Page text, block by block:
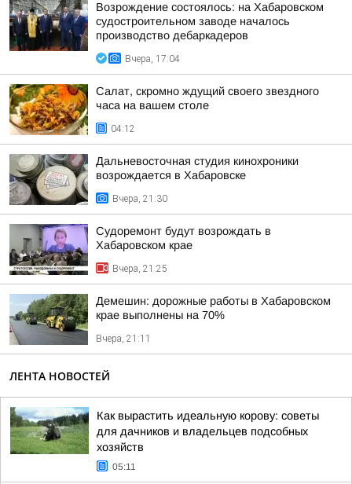
Возрождение состоялось: на Хабаровском
судостроительном заводе началось
производство дебаркадеров
Вчера, 17:04
Салат, скромно ждущий своего звездного
часа на вашем столе
04:12
Дальневосточная студия кинохроники
возрождается в Хабаровске
Вчера, 21:30
Судоремонт будут возрождать в
Хабаровском крае
Вчера, 21:25
Демешин: дорожные работы в Хабаровском
крае выполнены на 70%
Вчера, 21:11
ЛЕНТА НОВОСТЕЙ
Как вырастить идеальную корову: советы
для дачников и владельцев подсобных
хозяйств
05:11